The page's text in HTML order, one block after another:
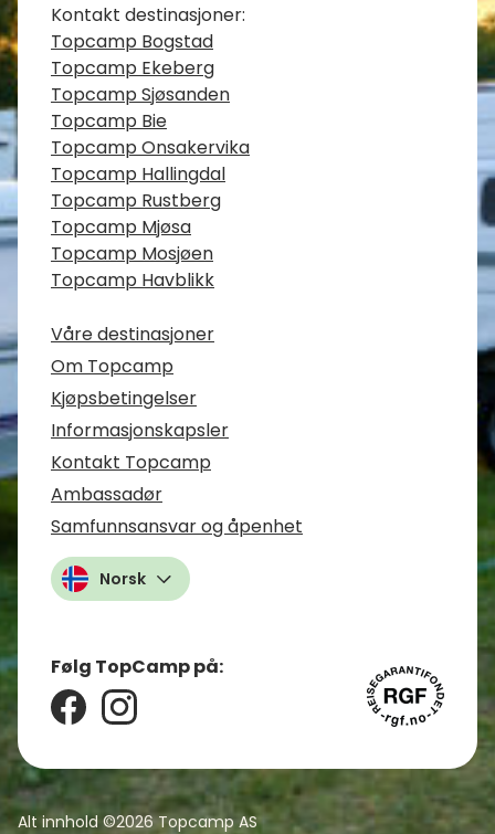
Kontaktinfo
Kontakt destinasjoner:
Topcamp Bogstad
Topcamp Ekeberg
Topcamp Sjøsanden
Topcamp Bie
Topcamp Onsakervika
Topcamp Hallingdal
Topcamp Rustberg
Topcamp Mjøsa
Topcamp Mosjøen
Topcamp Havblikk
Våre destinasjoner
Om Topcamp
Kjøpsbetingelser
Informasjonskapsler
Kontakt Topcamp
Ambassadør
Samfunnsansvar og åpenhet
Norsk
Følg TopCamp på:
Alt innhold ©2026 Topcamp AS